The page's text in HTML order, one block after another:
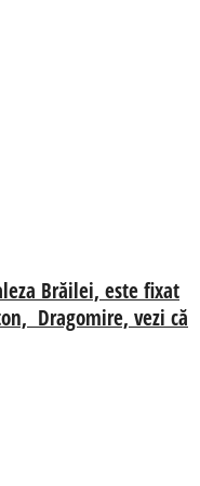
Brăilei, este fixat
Dragomire, vezi că